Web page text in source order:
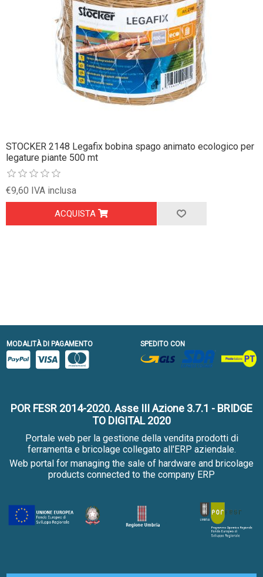
STOCKER 2148 Legafix bobina spago animato ecologico per
legature piante 500 mt
€9,60 IVA inclusa
ACQUISTA
MODALITÀ DI PAGAMENTO SPEDITO CON
POR FESR 2014-2020. Asse III Azione 3.7.1 - BRIDGE
TO DIGITAL 2020
Portale web per la gestione della vendita prodotti di
ferramenta e bricolage collegato all'ERP aziendale.
Web portal for managing the sale of hardware and bricolage
products connected to the company ERP